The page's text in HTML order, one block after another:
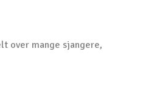
over mange sjangere,